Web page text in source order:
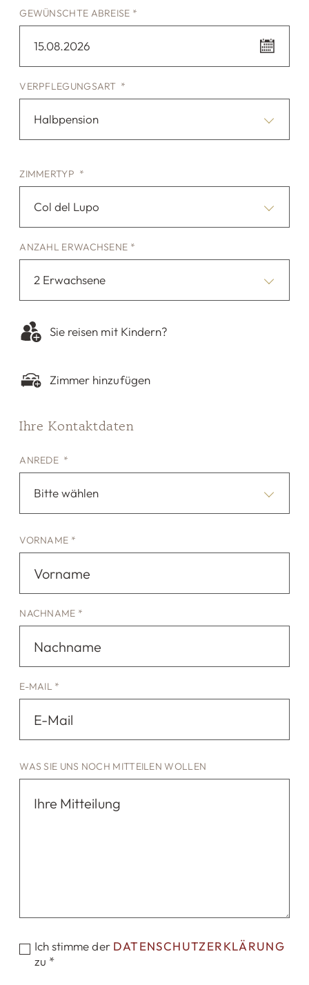
GEWÜNSCHTE ABREISE *
15.08.2026
VERPFLEGUNGSART *
Halbpension
ZIMMERTYP *
Col del Lupo
ANZAHL ERWACHSENE *
2 Erwachsene
Sie reisen mit Kindern?
Zimmer hinzufügen
Ihre Kontaktdaten
ANREDE *
Bitte wählen
VORNAME *
NACHNAME *
E-MAIL *
WAS SIE UNS NOCH MITTEILEN WOLLEN
Ich stimme der DATENSCHUTZERKLÄRUNG
zu *